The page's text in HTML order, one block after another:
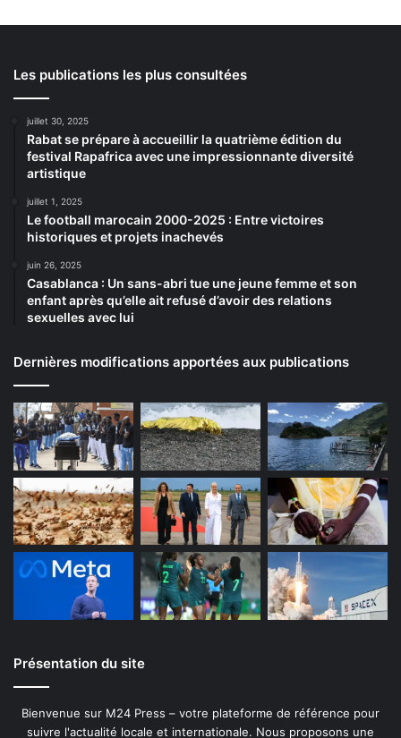
Les publications les plus consultées
juillet 30, 2025
Rabat se prépare à accueillir la quatrième édition du
festival Rapafrica avec une impressionnante diversité
artistique
juillet 1, 2025
Le football marocain 2000-2025 : Entre victoires
historiques et projets inachevés
juin 26, 2025
Casablanca : Un sans-abri tue une jeune femme et son
enfant après qu’elle ait refusé d’avoir des relations
sexuelles avec lui
Dernières modifications apportées aux publications
Présentation du site
Bienvenue sur M24 Press – votre plateforme de référence pour
suivre l'actualité locale et internationale. Nous proposons une